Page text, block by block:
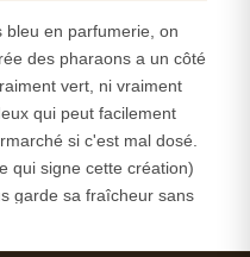
bleu en parfumerie, on
des pharaons a un côté
vert, ni vraiment
qui peut facilement
si c'est mal dosé.
qui signe cette création)
garde sa fraîcheur sans
vraie réflexion sur